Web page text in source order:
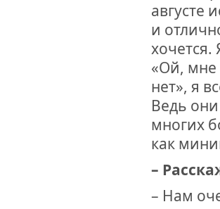
августе
и
«Ой, мне
нет», я
Ведь
многих
как
–
– Нам